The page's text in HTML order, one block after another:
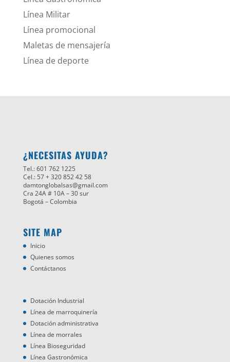
Línea Militar
Línea promocional
Maletas de mensajería
Línea de deporte
¿NECESITAS AYUDA?
Tel.: 601 762 1225
Cel.: 57 + 320 852 42 58
damtonglobalsas@gmail.com
Cra 24A # 10A – 30 sur
Bogotá – Colombia
SITE MAP
Inicio
Quienes somos
Contáctanos
Dotación Industrial
Línea de marroquinería
Dotación administrativa
Línea de morrales
Línea Bioseguridad
Línea Gastronómica